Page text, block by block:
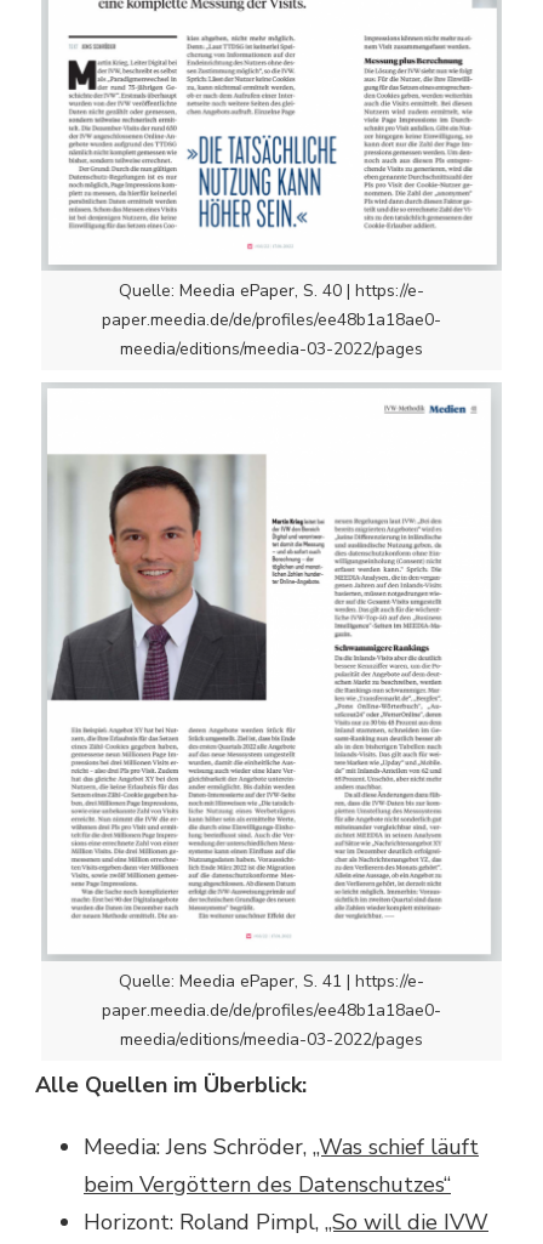
Quelle: Meedia ePaper, S. 40 | https://e-
paper.meedia.de/de/profiles/ee48b1a18ae0-
meedia/editions/meedia-03-2022/pages
Quelle: Meedia ePaper, S. 41 | https://e-
paper.meedia.de/de/profiles/ee48b1a18ae0-
meedia/editions/meedia-03-2022/pages
Alle Quellen im Überblick:
Meedia: Jens Schröder, „Was schief läuft
beim Vergöttern des Datenschutzes“
Horizont: Roland Pimpl, „So will die IVW